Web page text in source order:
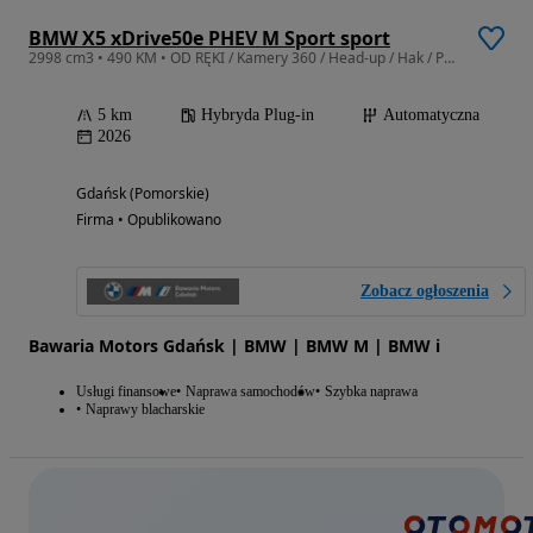
BMW X5 xDrive50e PHEV M Sport sport
2998 cm3 • 490 KM • OD RĘKI / Kamery 360 / Head-up / Hak / Pneumatyka
5 km Hybryda Plug-in
Automatyczna
2026
Gdańsk (Pomorskie)
Firma • Opublikowano
Zobacz ogłoszenia
Bawaria Motors Gdańsk | BMW | BMW M | BMW i
Usługi finansowe Naprawa samochodów Szybka naprawa
Naprawy blacharskie